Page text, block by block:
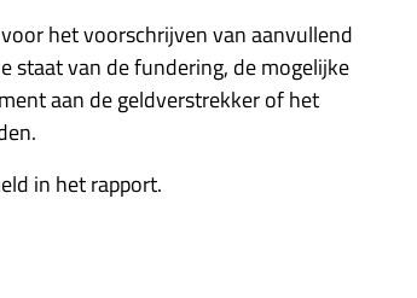
het voorschrijven van aanvullend
staat van de fundering, de mogelijke
aan de geldverstrekker of het
in het rapport.